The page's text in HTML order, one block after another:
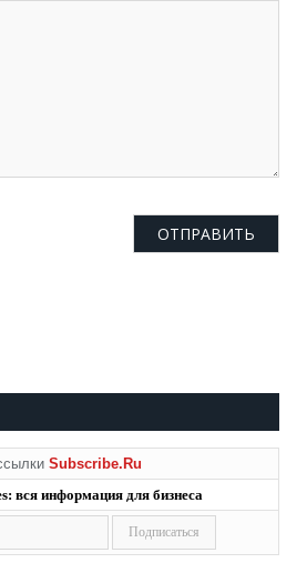
Subscribe.Ru
вся информация для бизнеса